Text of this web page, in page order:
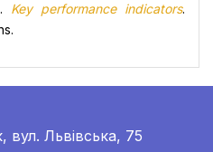
Key performance indicators.
вул. Львівська, 75